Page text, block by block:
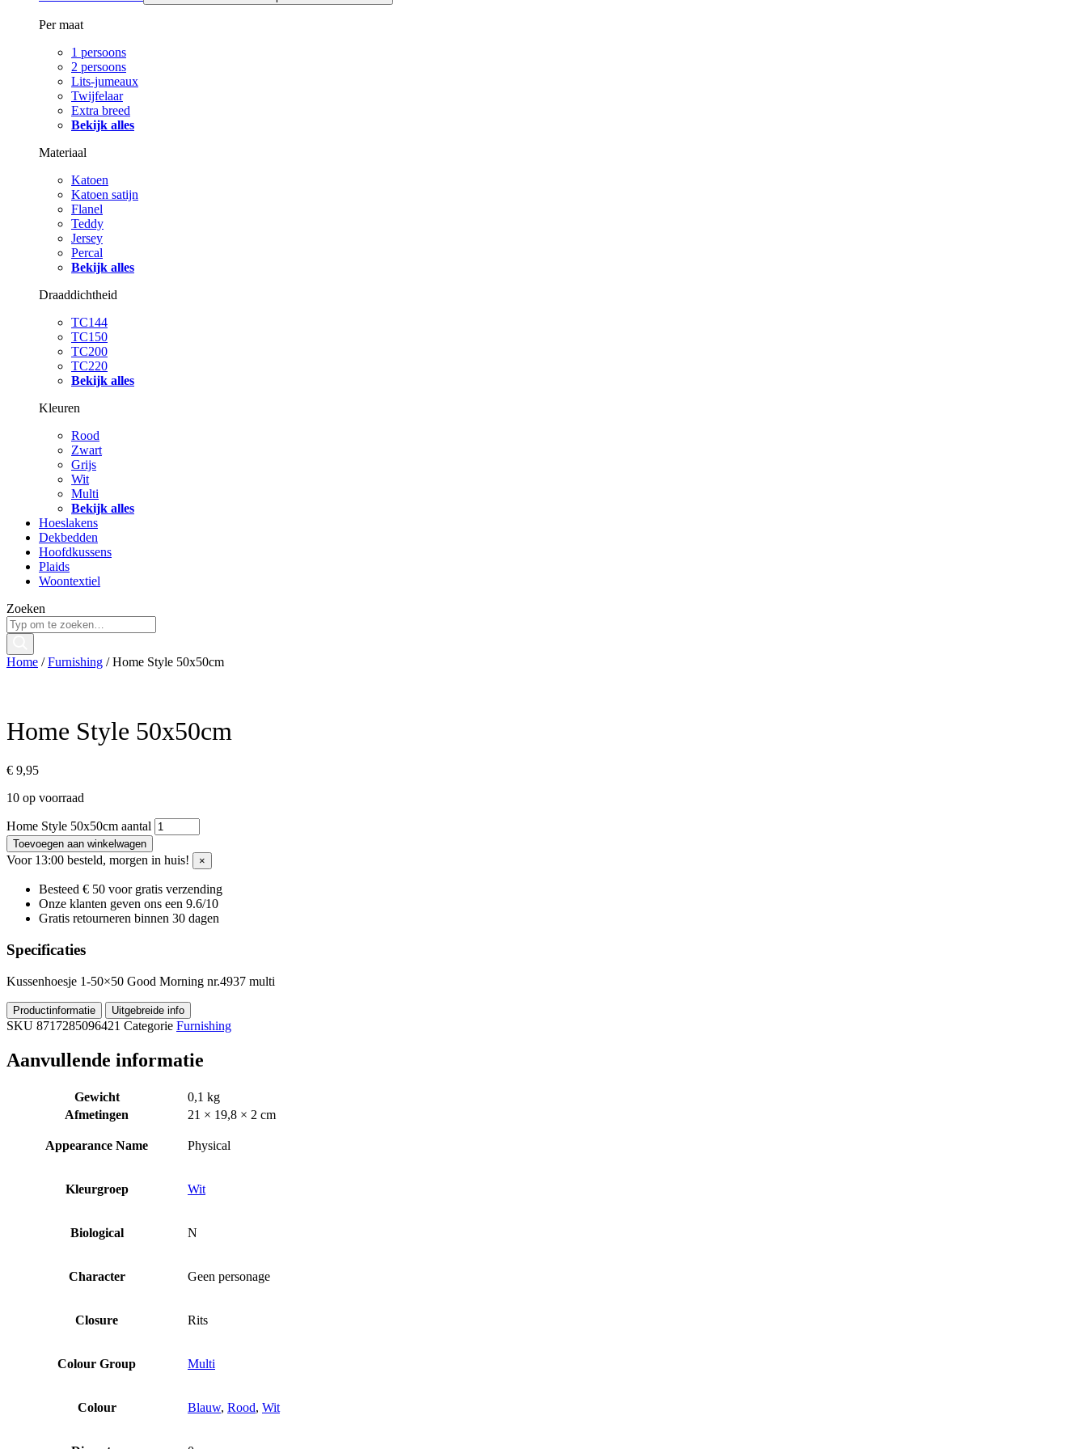
Per maat
1 persoons
2 persoons
Lits-jumeaux
Twijfelaar
Extra breed
Bekijk alles
Materiaal
Katoen
Katoen satijn
Flanel
Teddy
Jersey
Percal
Bekijk alles
Draaddichtheid
TC144
TC150
TC200
TC220
Bekijk alles
Kleuren
Rood
Zwart
Grijs
Wit
Multi
Bekijk alles
Hoeslakens
Dekbedden
Hoofdkussens
Plaids
Woontextiel
Zoeken
Home /Furnishing / Home Style 50x50cm
Home Style 50x50cm
€ 9,95
10 op voorraad
Home Style 50x50cm aantal
Toevoegen aan winkelwagen
Voor 13:00 besteld, morgen in huis! ×
Besteed € 50 voor gratis verzending
Onze klanten geven ons een 9.6/10
Gratis retourneren binnen 30 dagen
Specificaties
Kussenhoesje 1-50×50 Good Morning nr.4937 multi
Productinformatie Uitgebreide info
SKU 8717285096421 Categorie Furnishing
Aanvullende informatie
Gewicht
0,1 kg
Afmetingen
21 × 19,8 × 2 cm
Appearance Name Physical
Kleurgroep Wit
Biological N
Character Geen personage
Closure Rits
Colour Group Multi
Colour Blauw, Rood, Wit